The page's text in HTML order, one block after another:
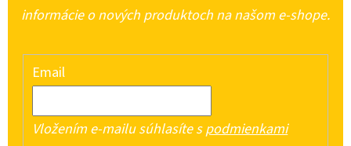
informácie o nových produktoch na našom e-shope.
Email
Vložením e-mailu súhlasíte spodmienkami